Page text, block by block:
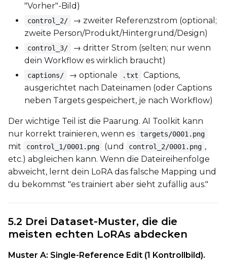
Width
Height
Seed
LoRA Scale
Prompt
"Vorher"-Bild)
control_2/
→ zweiter Referenzstrom (optional;
zweite Person/Produkt/Hintergrund/Design)
control_3/
→ dritter Strom (selten; nur wenn
dein Workflow es wirklich braucht)
captions/ → optionale .txt
Captions,
ausgerichtet nach Dateinamen (oder Captions
neben Targets gespeichert, je nach Workflow)
Der wichtige Teil ist die Paarung. AI Toolkit kann
nur korrekt trainieren, wenn es
targets/0001.png
mit control_1/0001.png (und control_2/0001.png ,
etc.) abgleichen kann. Wenn die Dateireihenfolge
abweicht, lernt dein LoRA das falsche Mapping und
du bekommst "es trainiert aber sieht zufällig aus."
5.2 Drei Dataset-Muster, die die
meisten echten LoRAs abdecken
Muster A: Single-Reference Edit (1 Kontrollbild).